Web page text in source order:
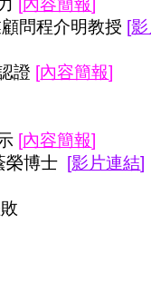
[內容簡報]
問程介明教授 [
證 [內容簡報]
[內容簡報]
榮博士
[影片連結]